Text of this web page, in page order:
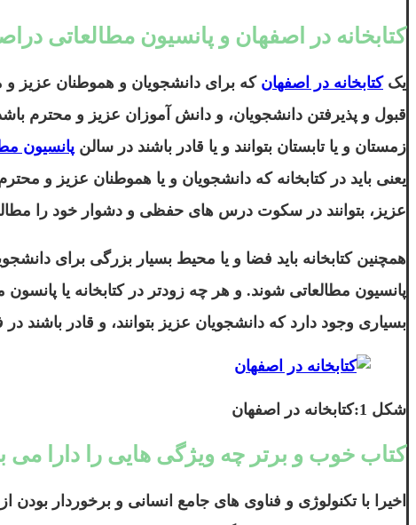
کتابخانه در اصفهان و پانسیون مطالعاتی
یککتابخانه در اصفهان که برای دانشجویان و هموطنان عزیز
قبول و پذیرفتن دانشجویان، و دانش آموزان عزیز و محترم
زمستان و یا تابستان بتوانند و یا قادر باشند در سالن پانسیون
یعنی باید در کتابخانه که دانشجویان و یا هموطنان عزیز و
عزیز، بتوانند در سکوت درس های حفظی و دشوار خود را
همچنین کتابخانه باید فضا و یا محیط بسیار بزرگی برای
پانسیون مطالعاتی شوند. و هر چه زودتر در کتابخانه یا
بسیاری وجود دارد که دانشجویان عزیز بتوانند، و قادر باشند
شکل 1:کتابخانه در اصفهان
کتاب خوب و برتر چه ویژگی هایی را دارا می
اخیرا با تکنولوژی و فناوی های جامع انسانی و برخوردار بودن